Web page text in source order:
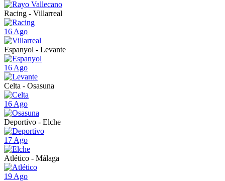
Racing - Villarreal
16 Ago
Espanyol - Levante
16 Ago
Celta - Osasuna
16 Ago
Deportivo - Elche
17 Ago
Atlético - Málaga
19 Ago